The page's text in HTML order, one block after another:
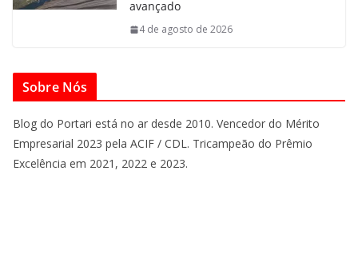
avançado
4 de agosto de 2026
Sobre Nós
Blog do Portari está no ar desde 2010. Vencedor do Mérito
Empresarial 2023 pela ACIF / CDL. Tricampeão do Prêmio
Excelência em 2021, 2022 e 2023.